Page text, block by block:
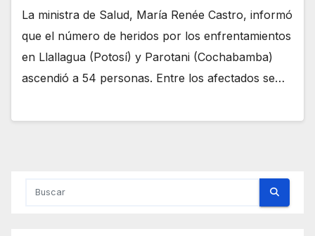
La ministra de Salud, María Renée Castro, informó
que el número de heridos por los enfrentamientos
en Llallagua (Potosí) y Parotani (Cochabamba)
ascendió a 54 personas. Entre los afectados se…